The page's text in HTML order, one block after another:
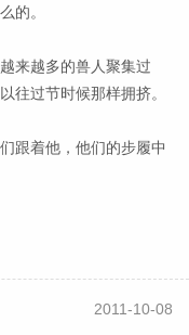
的。
来越多的兽人聚集过
往过节时候那样拥挤。
跟着他，他们的步履中
2011-10-08